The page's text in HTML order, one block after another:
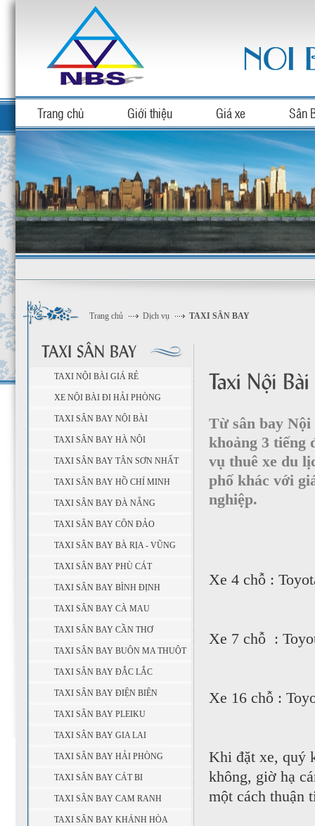
Trang chủ Giới thiệu Giá xe Sân
Trang chủ Dịch vụ TAXI SÂN BAY
TAXI NỘI BÀI GIÁ RẺ
XE NỘI BÀI ĐI HẢI PHÒNG
TAXI SÂN BAY NỘI BÀI
TAXI SÂN BAY HÀ NỘI
TAXI SÂN BAY TÂN SƠN NHẤT
TAXI SÂN BAY HỒ CHÍ MINH
TAXI SÂN BAY ĐÀ NẴNG
TAXI SÂN BAY CÔN ĐẢO
TAXI SÂN BAY BÀ RỊA - VŨNG
TÀU
TAXI SÂN BAY PHÙ CÁT
TAXI SÂN BAY BÌNH ĐỊNH
TAXI SÂN BAY CÀ MAU
TAXI SÂN BAY CẦN THƠ
TAXI SÂN BAY BUÔN MA THUỘT
TAXI SÂN BAY ĐẮC LẮC
TAXI SÂN BAY ĐIỆN BIÊN
TAXI SÂN BAY PLEIKU
TAXI SÂN BAY GIA LAI
TAXI SÂN BAY HẢI PHÒNG
TAXI SÂN BAY CÁT BI
TAXI SÂN BAY CAM RANH
TAXI SÂN BAY KHÁNH HÒA
Từ sân bay
khoảng 3 tiếng
vụ thuê xe du
phố khác với
nghiệp.
Xe 4 chỗ :
Xe 7 chỗ :
Xe 16 chỗ :
Khi đặt xe, quý
không, giờ hạ
một cách thuận